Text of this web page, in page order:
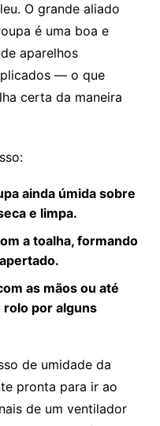
O grande aliado
é uma boa e
aparelhos
— o que
certa da maneira
ainda úmida sobre
e limpa.
a toalha, formando
as mãos ou até
por alguns
de umidade da
pronta para ir ao
de um ventilador